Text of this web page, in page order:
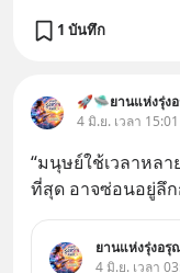
1 บันทึก
🚀🛸ยานแห่งรุ่ง
4 มิ.ย. เวลา 15:01
“มนุษย์ใช้เวลาหล
ที่สุด อาจซ่อนอยู่ลึ
ยานแห่งรุ่งอรุ
4 มิ.ย. เวลา